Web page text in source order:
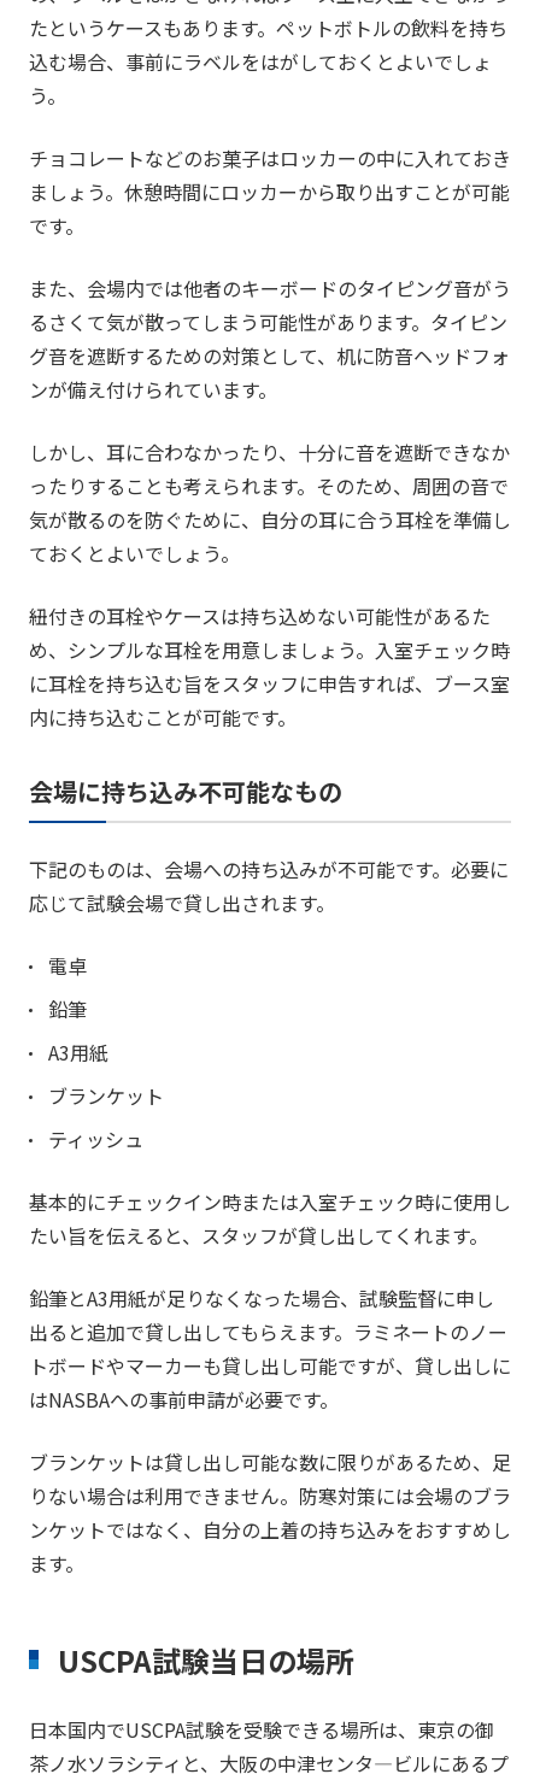
たというケースもあります。ペットボトルの飲料を持ち
込む場合、事前にラベルをはがしておくとよいでしょ
う。
チョコレートなどのお菓子はロッカーの中に入れておき
ましょう。休憩時間にロッカーから取り出すことが可能
です。
また、会場内では他者のキーボードのタイピング音がう
るさくて気が散ってしまう可能性があります。タイピン
グ音を遮断するための対策として、机に防音ヘッドフォ
ンが備え付けられています。
しかし、耳に合わなかったり、十分に音を遮断できなか
ったりすることも考えられます。そのため、周囲の音で
気が散るのを防ぐために、自分の耳に合う耳栓を準備し
ておくとよいでしょう。
紐付きの耳栓やケースは持ち込めない可能性があるた
め、シンプルな耳栓を用意しましょう。入室チェック時
に耳栓を持ち込む旨をスタッフに申告すれば、ブース室
内に持ち込むことが可能です。
会場に持ち込み不可能なもの
下記のものは、会場への持ち込みが不可能です。必要に
応じて試験会場で貸し出されます。
電卓
鉛筆
A3用紙
ブランケット
ティッシュ
基本的にチェックイン時または入室チェック時に使用し
たい旨を伝えると、スタッフが貸し出してくれます。
鉛筆とA3用紙が足りなくなった場合、試験監督に申し
出ると追加で貸し出してもらえます。ラミネートのノー
トボードやマーカーも貸し出し可能ですが、貸し出しに
はNASBAへの事前申請が必要です。
ブランケットは貸し出し可能な数に限りがあるため、足
りない場合は利用できません。防寒対策には会場のブラ
ンケットではなく、自分の上着の持ち込みをおすすめし
ます。
USCPA試験当日の場所
日本国内でUSCPA試験を受験できる場所は、東京の御
茶ノ水ソラシティと、大阪の中津センタ―ビルにあるプ